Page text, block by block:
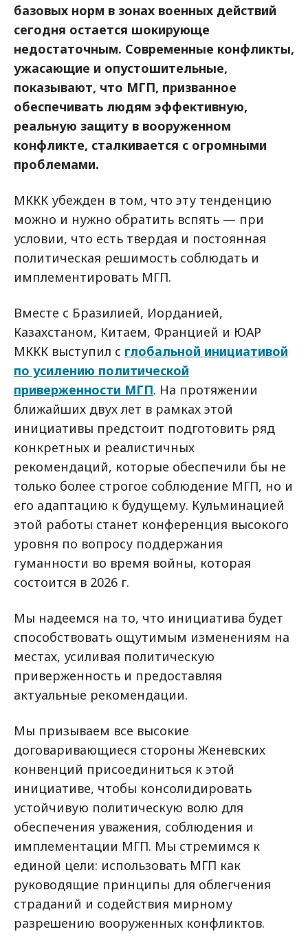
базовых норм в зонах военных действий
сегодня остается шокирующе
недостаточным. Современные конфликты,
ужасающие и опустошительные,
показывают, что МГП, призванное
обеспечивать людям эффективную,
реальную защиту в вооруженном
конфликте, сталкивается с огромными
проблемами.
МККК убежден в том, что эту тенденцию
можно и нужно обратить вспять — при
условии, что есть твердая и постоянная
политическая решимость соблюдать и
имплементировать МГП.
Вместе с Бразилией, Иорданией,
Казахстаном, Китаем, Францией и ЮАР
МККК выступил с глобальной инициативой
по усилению политической
приверженности МГП. На протяжении
ближайших двух лет в рамках этой
инициативы предстоит подготовить ряд
конкретных и реалистичных
рекомендаций, которые обеспечили бы не
только более строгое соблюдение МГП, но и
его адаптацию к будущему. Кульминацией
этой работы станет конференция высокого
уровня по вопросу поддержания
гуманности во время войны, которая
состоится в 2026 г.
Мы надеемся на то, что инициатива будет
способствовать ощутимым изменениям на
местах, усиливая политическую
приверженность и предоставляя
актуальные рекомендации.
Мы призываем все высокие
договаривающиеся стороны Женевских
конвенций присоединиться к этой
инициативе, чтобы консолидировать
устойчивую политическую волю для
обеспечения уважения, соблюдения и
имплементации МГП. Мы стремимся к
единой цели: использовать МГП как
руководящие принципы для облегчения
страданий и содействия мирному
разрешению вооруженных конфликтов.